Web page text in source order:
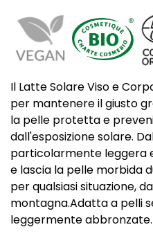
Il Latte Solare Viso e
per mantenere il giusto
la pelle protetta e
dall'esposizione solare.
particolarmente leggera
e lascia la pelle morbida
per qualsiasi situazione,
montagna.Adatta a pelli
leggermente abbronzate.